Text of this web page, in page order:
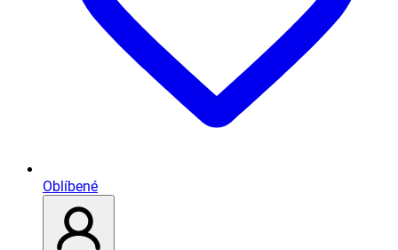
Oblíbené